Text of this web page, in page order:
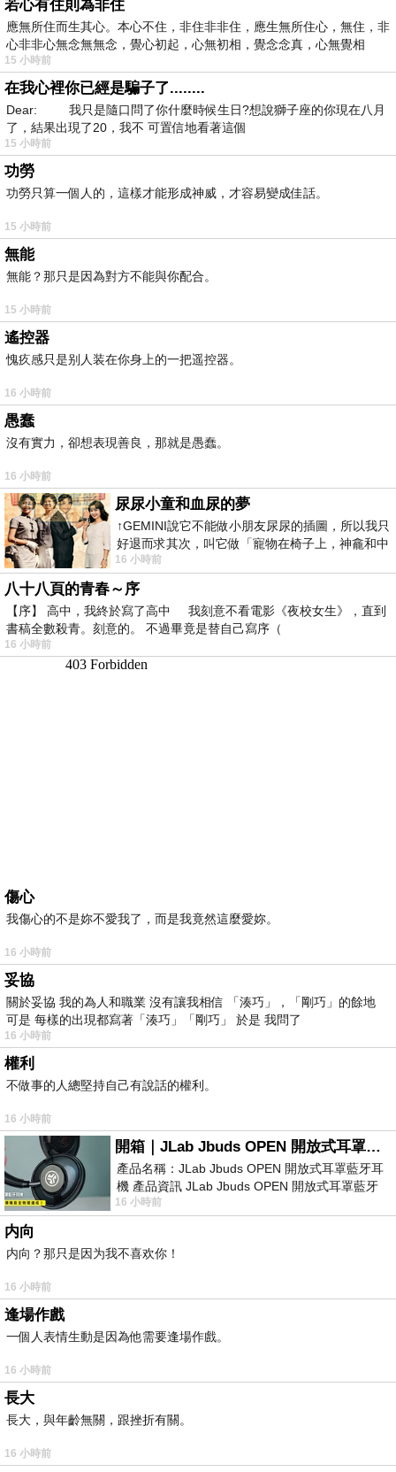
若心有住則為非住
應無所住而生其心。本心不住，非住非非住，應生無所住心，無住，非
心非非心無念無無念，覺心初起，心無初相，覺念念真，心無覺相
15 小時前
在我心裡你已經是騙子了........
Dear: 我只是隨口問了你什麼時候生日?想說獅子座的你現在八月
了，結果出現了20，我不 可置信地看著這個
15 小時前
功勞
功勞只算一個人的，這樣才能形成神威，才容易變成佳話。
15 小時前
無能
無能？那只是因為對方不能與你配合。
15 小時前
遙控器
愧疚感只是别人装在你身上的一把遥控器。
16 小時前
愚蠢
沒有實力，卻想表現善良，那就是愚蠢。
16 小時前
尿尿小童和血尿的夢
↑GEMINI說它不能做小朋友尿尿的插圖，所以我只
好退而求其次，叫它做「寵物在椅子上，神龕和中
年人臉孔」的畫了。 六月底
16 小時前
八十八頁的青春～序
【序】 高中，我終於寫了高中 我刻意不看電影《夜校女生》，直到
書稿全數殺青。刻意的。 不過畢竟是替自己寫序（
16 小時前
傷心
我傷心的不是妳不愛我了，而是我竟然這麼愛妳。
16 小時前
妥協
關於妥協 我的為人和職業 沒有讓我相信 「湊巧」，「剛巧」的餘地
可是 每樣的出現都寫著「湊巧」「剛巧」 於是 我問了
16 小時前
權利
不做事的人總堅持自己有說話的權利。
16 小時前
開箱｜JLab Jbuds OPEN 開放式耳罩藍牙耳機 - 設計美學，輕巧、透氣、環境音全物理達成！
產品名稱：JLab Jbuds OPEN 開放式耳罩藍牙耳
機 產品資訊 JLab Jbuds OPEN 開放式耳罩藍牙
耳機評語：非常有特色，值得喜愛美型工
16 小時前
内向
内向？那只是因为我不喜欢你！
16 小時前
逢場作戲
一個人表情生動是因為他需要逢場作戲。
16 小時前
長大
長大，與年齡無關，跟挫折有關。
16 小時前